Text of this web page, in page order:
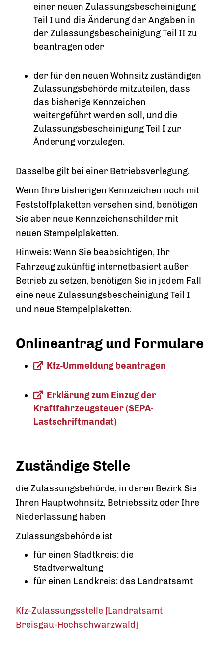
einer neuen Zulassungsbescheinigung
Teil I und die Änderung der Angaben in
der Zulassungsbescheinigung Teil II zu
beantragen oder
der für den neuen Wohnsitz zuständigen
Zulassungsbehörde mitzuteilen, dass
das bisherige Kennzeichen
weitergeführt werden soll, und die
Zulassungsbescheinigung Teil I zur
Änderung vorzulegen.
Dasselbe gilt bei einer Betriebsverlegung.
Wenn Ihre bisherigen Kennzeichen noch mit
Feststoffplaketten versehen sind, benötigen
Sie aber neue Kennzeichenschilder mit
neuen Stempelplaketten.
Hinweis: Wenn Sie beabsichtigen, Ihr
Fahrzeug zukünftig internetbasiert außer
Betrieb zu setzen, benötigen Sie in jedem Fall
eine neue Zulassungsbescheinigung Teil I
und neue Stempelplaketten.
Onlineantrag und Formulare
Kfz-Ummeldung beantragen
Erklärung zum Einzug der
Kraftfahrzeugsteuer (SEPA-
Lastschriftmandat)
Zuständige Stelle
die Zulassungsbehörde, in deren Bezirk Sie
Ihren Hauptwohnsitz, Betriebssitz oder Ihre
Niederlassung haben
Zulassungsbehörde ist
für einen Stadtkreis: die
Stadtverwaltung
für einen Landkreis: das Landratsamt
Kfz-Zulassungsstelle [Landratsamt
Breisgau-Hochschwarzwald]